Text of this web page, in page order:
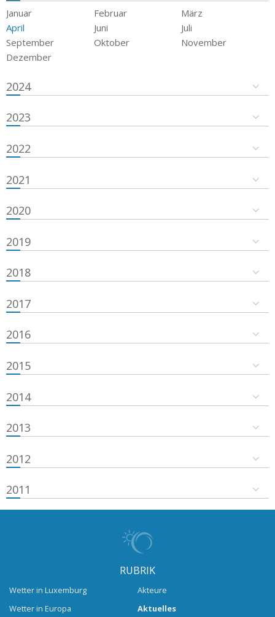
Januar Februar
März
April
Juni
Juli
September
Oktober
November
Dezember
2024
2023
2022
2021
2020
2019
2018
2017
2016
2015
2014
2013
2012
2011
RUBRIK
Wetter in Luxemburg
Wetter in Europa
Akteure
Aktuelles